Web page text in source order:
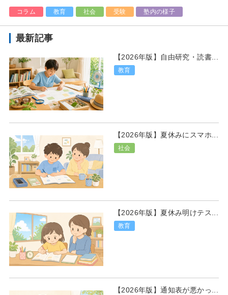
最新記事
【2026年版】自由研究・読書...
教育
【2026年版】夏休みにスマホ...
社会
【2026年版】夏休み明けテス...
教育
【2026年版】通知表が悪かっ...
コラム 教育 社会 受験 塾内の様子